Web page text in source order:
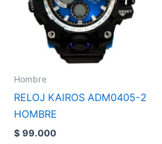
Hombre
RELOJ KAIROS ADM0405-2
HOMBRE
$ 99.000